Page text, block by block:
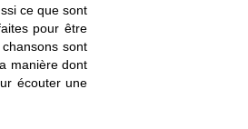
ce que sont
pour être
sont
manière dont
écouter une